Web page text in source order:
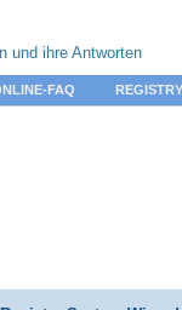
und ihre Antworten
FAQ